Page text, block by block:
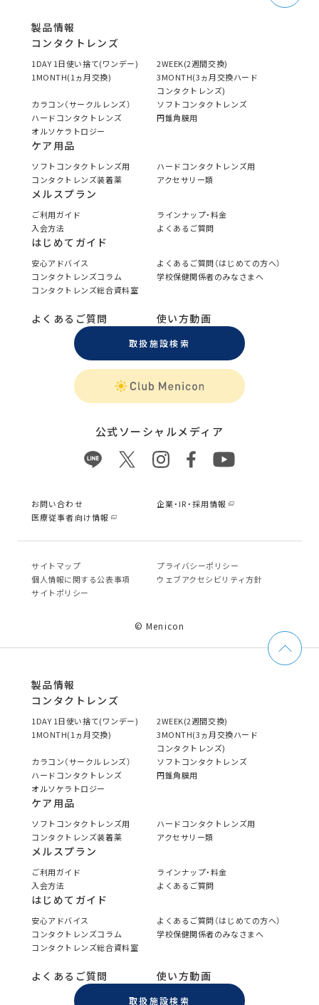
製品情報
コンタクトレンズ
1DAY 1日使い捨て(ワンデー)
2WEEK(2週間交換)
1MONTH(1ヵ月交換)
3MONTH(3ヵ月交換ハード
コンタクトレンズ)
カラコン（サークルレンズ）
ソフトコンタクトレンズ
ハードコンタクトレンズ
円錐角膜用
オルソケラトロジー
ケア用品
ソフトコンタクトレンズ用
ハードコンタクトレンズ用
コンタクトレンズ装着薬
アクセサリー類
メルスプラン
ご利用ガイド
ラインナップ・料金
入会方法
よくあるご質問
はじめてガイド
安心アドバイス
よくあるご質問（はじめての方へ）
コンタクトレンズコラム
学校保健関係者のみなさまへ
コンタクトレンズ総合資料室
よくあるご質問 使い方動画
取扱施設検索
公式ソーシャルメディア
お問い合わせ
企業・IR・採用情報
医療従事者向け情報
サイトマップ
プライバシーポリシー
個⼈情報に関する公表事項
ウェブアクセシビリティ方針
サイトポリシー
© Menicon
製品情報
コンタクトレンズ
1DAY 1日使い捨て(ワンデー)
2WEEK(2週間交換)
1MONTH(1ヵ月交換)
3MONTH(3ヵ月交換ハード
コンタクトレンズ)
カラコン（サークルレンズ）
ソフトコンタクトレンズ
ハードコンタクトレンズ
円錐角膜用
オルソケラトロジー
ケア用品
ソフトコンタクトレンズ用
ハードコンタクトレンズ用
コンタクトレンズ装着薬
アクセサリー類
メルスプラン
ご利用ガイド
ラインナップ・料金
入会方法
よくあるご質問
はじめてガイド
安心アドバイス
よくあるご質問（はじめての方へ）
コンタクトレンズコラム
学校保健関係者のみなさまへ
コンタクトレンズ総合資料室
よくあるご質問 使い方動画
取扱施設検索